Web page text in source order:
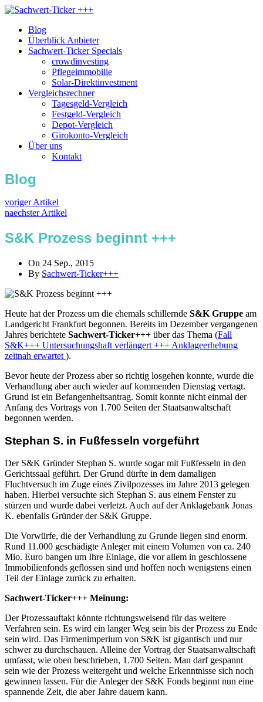
Blog
Überblick Anbieter
Sachwert-Ticker Specials
crowdinvesting
Pflegeimmobilie
Solar-Direktinvestment
Vergleichsrechner
Tagesgeld-Vergleich
Festgeld-Vergleich
Depot-Vergleich
Girokonto-Vergleich
Über uns
Kontakt
Blog
voriger Artikel
naechster Artikel
S&K Prozess beginnt +++
On 24 Sep., 2015
By Sachwert-Ticker+++
Heute hat der Prozess um die ehemals schillernde S&K Gruppe am
Landgericht Frankfurt begonnen. Bereits im Dezember vergangenen
Jahres berichtete Sachwert-Ticker+++ über das Thema (Fall
S&K+++ Untersuchungshaft verlängert +++ Anklageerhebung
zeitnah erwartet ).
Bevor heute der Prozess aber so richtig losgehen konnte, wurde die
Verhandlung aber auch wieder auf kommenden Dienstag vertagt.
Grund ist ein Befangenheitsantrag. Somit konnte nicht einmal der
Anfang des Vortrags von 1.700 Seiten der Staatsanwaltschaft
begonnen werden.
Stephan S. in Fußfesseln vorgeführt
Der S&K Gründer Stephan S. wurde sogar mit Fußfesseln in den
Gerichtssaal geführt. Der Grund dürfte in dem damaligen
Fluchtversuch im Zuge eines Zivilpozesses im Jahre 2013 gelegen
haben. Hierbei versuchte sich Stephan S. aus einem Fenster zu
stürzen und wurde dabei verletzt. Auch auf der Anklagebank Jonas
K. ebenfalls Gründer der S&K Gruppe.
Die Vorwürfe, die der Verhandlung zu Grunde liegen sind enorm.
Rund 11.000 geschädigte Anleger mit einem Volumen von ca. 240
Mio. Euro bangen um Ihre Einlage, die vor allem in geschlossene
Immobilienfonds geflossen sind und hoffen noch wenigstens einen
Teil der Einlage zurück zu erhalten.
Sachwert-Ticker+++ Meinung:
Der Prozessauftakt könnte richtungsweisend für das weitere
Verfahren sein. Es wird ein langer Weg sein bis der Prozess zu Ende
sein wird. Das Firmenimperium von S&K ist gigantisch und nur
schwer zu durchschauen. Alleine der Vortrag der Staatsanwaltschaft
umfasst, wie oben beschrieben, 1.700 Seiten. Man darf gespannt
sein wie der Prozess weitergeht und welche Erkenntnisse sich noch
gewinnen lassen. Für die Anleger der S&K Fonds beginnt nun eine
spannende Zeit, die aber Jahre dauern kann.